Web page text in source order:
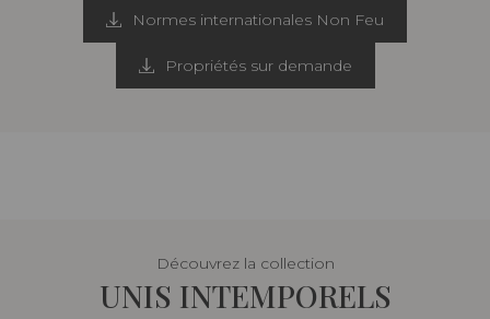
Normes internationales Non Feu
Propriétés sur demande
Découvrez la collection
UNIS INTEMPORELS